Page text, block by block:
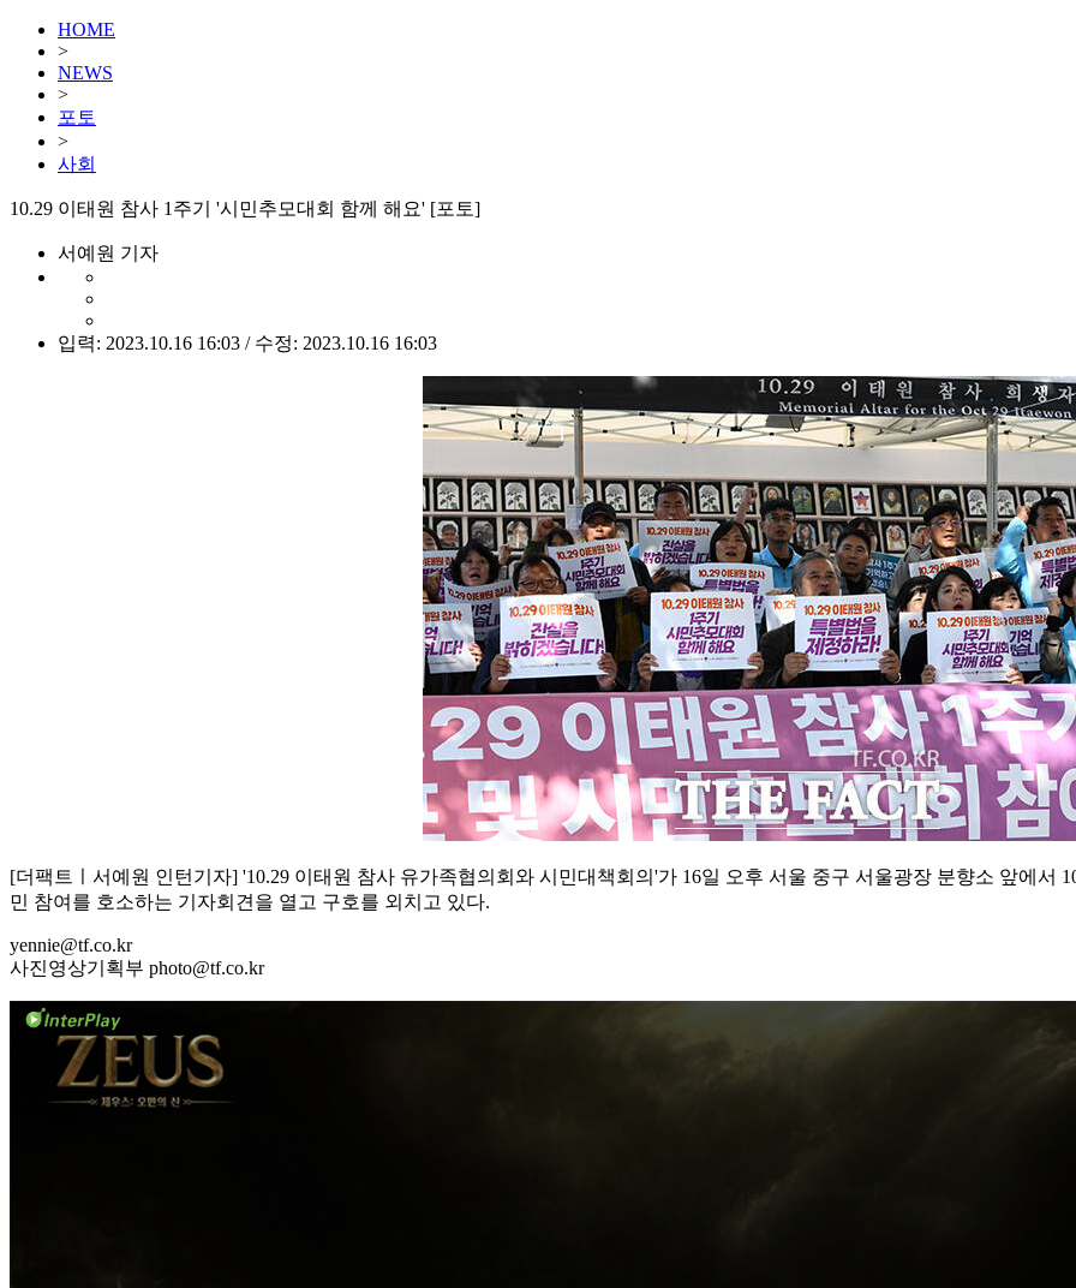
HOME
>
NEWS
>
포토
>
사회
10.29 이태원 참사 1주기 '시민추모대회 함께 해요' [포토]
서예원 기자
입력: 2023.10.16 16:03 / 수정: 2023.10.16 16:03
[더팩트ㅣ서예원 인턴기자] '10.29 이태원 참사 유가족협의회와 시민대책회의'가 16일 오후 서울 중구 서울광장 분향소 앞에서
민 참여를 호소하는 기자회견을 열고 구호를 외치고 있다.
yennie@tf.co.kr
사진영상기획부 photo@tf.co.kr